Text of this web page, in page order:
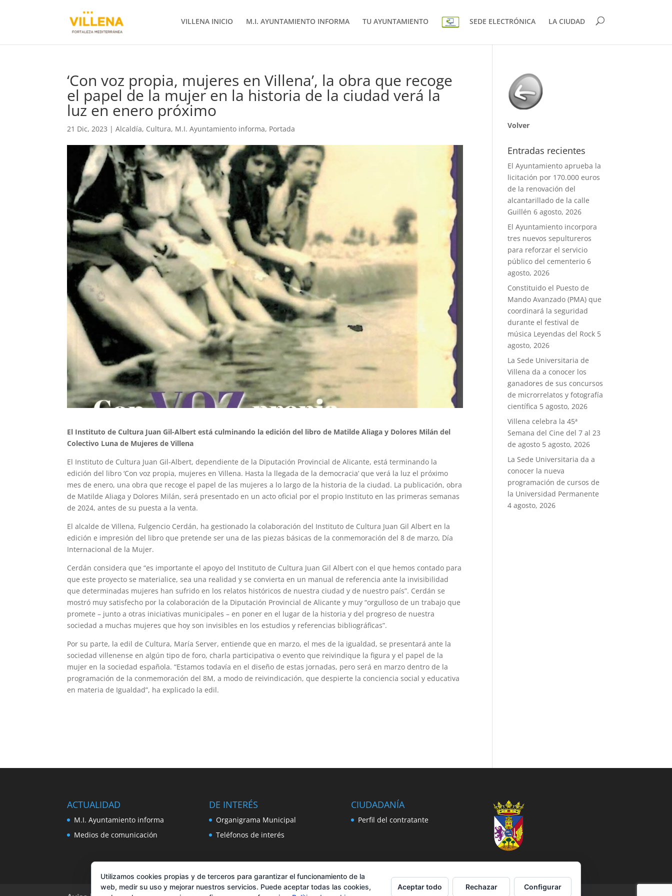
VILLENA INICIO M.I. AYUNTAMIENTO INFORMA TU AYUNTAMIENTO SEDE ELECTRÓNICA LA CIUDAD
‘Con voz propia, mujeres en Villena’, la obra que recoge
el papel de la mujer en la historia de la ciudad verá la
luz en enero próximo
21 Dic, 2023 |Alcaldía, Cultura, M.I. Ayuntamiento informa, Portada
El Instituto de Cultura Juan Gil-Albert está culminando la edición del libro de Matilde Aliaga y Dolores Milán del
Colectivo Luna de Mujeres de Villena
El Instituto de Cultura Juan Gil-Albert, dependiente de la Diputación Provincial de Alicante, está terminando la
edición del libro ‘Con voz propia, mujeres en Villena. Hasta la llegada de la democracia’ que verá la luz el próximo
mes de enero, una obra que recoge el papel de las mujeres a lo largo de la historia de la ciudad. La publicación, obra
de Matilde Aliaga y Dolores Milán, será presentado en un acto oficial por el propio Instituto en las primeras semanas
de 2024, antes de su puesta a la venta.
El alcalde de Villena, Fulgencio Cerdán, ha gestionado la colaboración del Instituto de Cultura Juan Gil Albert en la
edición e impresión del libro que pretende ser una de las piezas básicas de la conmemoración del 8 de marzo, Día
Internacional de la Mujer.
Cerdán considera que “es importante el apoyo del Instituto de Cultura Juan Gil Albert con el que hemos contado para
que este proyecto se materialice, sea una realidad y se convierta en un manual de referencia ante la invisibilidad
que determinadas mujeres han sufrido en los relatos históricos de nuestra ciudad y de nuestro país”. Cerdán se
mostró muy satisfecho por la colaboración de la Diputación Provincial de Alicante y muy “orgulloso de un trabajo que
promete – junto a otras iniciativas municipales – en poner en el lugar de la historia y del progreso de nuestra
sociedad a muchas mujeres que hoy son invisibles en los estudios y referencias bibliográficas”.
Por su parte, la edil de Cultura, María Server, entiende que en marzo, el mes de la igualdad, se presentará ante la
sociedad villenense en algún tipo de foro, charla participativa o evento que reivindique la figura y el papel de la
mujer en la sociedad española. “Estamos todavía en el diseño de estas jornadas, pero será en marzo dentro de la
programación de la conmemoración del 8M, a modo de reivindicación, que despierte la conciencia social y educativa
en materia de Igualdad”, ha explicado la edil.
Volver
Entradas recientes
El Ayuntamiento aprueba la
licitación por 170.000 euros
de la renovación del
alcantarillado de la calle
Guillén 6 agosto, 2026
El Ayuntamiento incorpora
tres nuevos sepultureros
para reforzar el servicio
público del cementerio 6
agosto, 2026
Constituido el Puesto de
Mando Avanzado (PMA) que
coordinará la seguridad
durante el festival de
música Leyendas del Rock 5
agosto, 2026
La Sede Universitaria de
Villena da a conocer los
ganadores de sus concursos
de microrrelatos y fotografía
científica 5 agosto, 2026
Villena celebra la 45ª
Semana del Cine del 7 al 23
de agosto 5 agosto, 2026
La Sede Universitaria da a
conocer la nueva
programación de cursos de
la Universidad Permanente
4 agosto, 2026
ACTUALIDAD
M.I. Ayuntamiento informa
Medios de comunicación
DE INTERÉS
Organigrama Municipal
Teléfonos de interés
CIUDADANÍA
Perfil del contratante
Utilizamos cookies propias y de terceros para garantizar el funcionamiento de la
web, medir su uso y mejorar nuestros servicios. Puede aceptar todas las cookies,
Aceptar todo Rechazar Configurar